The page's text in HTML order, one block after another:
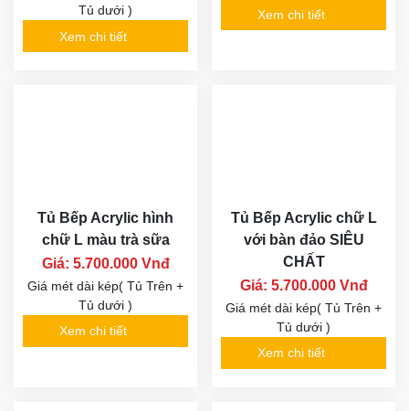
Tủ dưới )
Xem chi tiết
Xem chi tiết
Tủ Bếp Acrylic hình
chữ L màu trà sữa
Giá: 5.700.000 Vnđ
Giá mét dài kép( Tủ Trên +
Tủ dưới )
Xem chi tiết
Tủ Bếp Acrylic chữ L
với bàn đảo SIÊU
CHẤT
Giá: 5.700.000 Vnđ
Giá mét dài kép( Tủ Trên +
Tủ dưới )
Xem chi tiết